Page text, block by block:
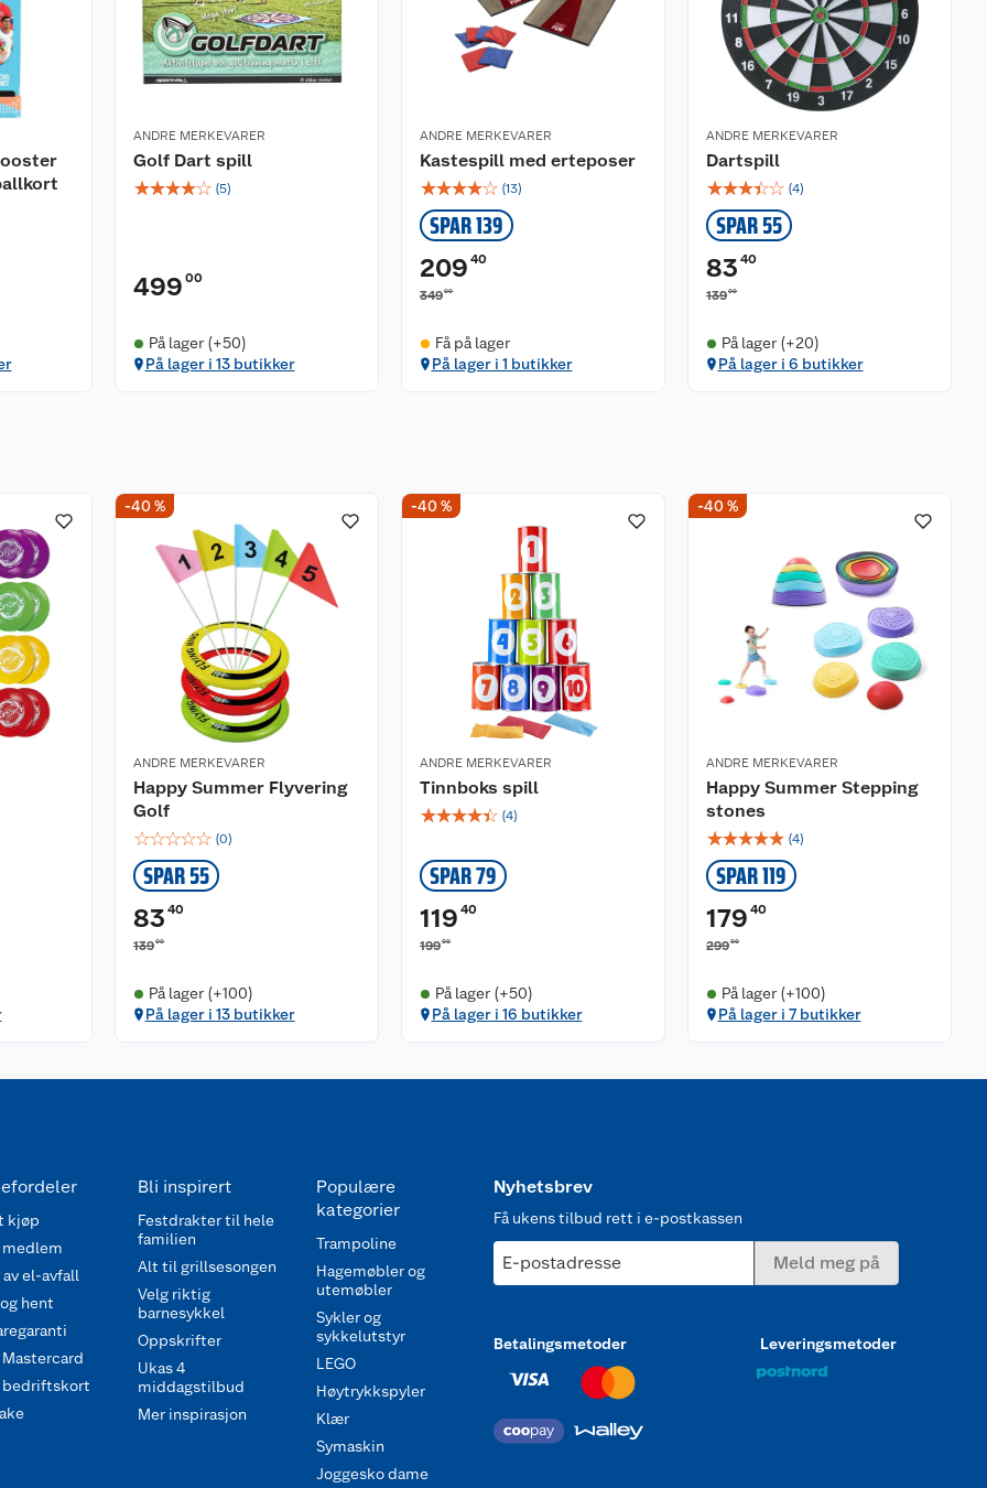
ANDRE MERKEVARER
Golf Dart spill
☆☆☆☆☆ (5)
499 00
På lager (+50)
På lager i 13 butikker
ANDRE MERKEVARER
Kastespill med erteposer
☆☆☆☆☆ (13)
SPAR 139
209 40
34900
Få på lager
På lager i 1 butikker
ANDRE MERKEVARER
Dartspill
☆☆☆☆☆ (4)
SPAR 55
83 40
13900
På lager (+20)
På lager i 6 butikker
-40 %
ANDRE MERKEVARER
Happy Summer Flyvering
Golf
☆☆☆☆☆ (0)
SPAR 55
83 40
13900
På lager (+100)
På lager i 13 butikker
-40 %
ANDRE MERKEVARER
Tinnboks spill
☆☆☆☆☆ (4)
SPAR 79
119 40
19900
På lager (+50)
På lager i 16 butikker
-40 %
ANDRE MERKEVARER
Happy Summer Stepping
stones
☆☆☆☆☆ (4)
SPAR 119
179 40
29900
På lager (+100)
På lager i 7 butikker
kjøp
medlem
av el-avfall
hent
bedriftskort
Bli inspirert
Festdrakter til hele
familien
Alt til grillsesongen
Velg riktig
barnesykkel
Oppskrifter
Ukas 4
middagstilbud
Mer inspirasjon
Populære
kategorier
Trampoline
Hagemøbler og
utemøbler
Sykler og
sykkelutstyr
LEGO
Høytrykkspyler
Klær
Symaskin
Joggesko dame
Nyhetsbrev
Få ukens tilbud rett i e-postkassen
E-postadresse Meld meg på
Betalingsmetoder Leveringsmetoder